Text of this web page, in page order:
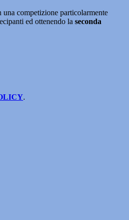
una competizione particolarmente
ed ottenendo la seconda
.